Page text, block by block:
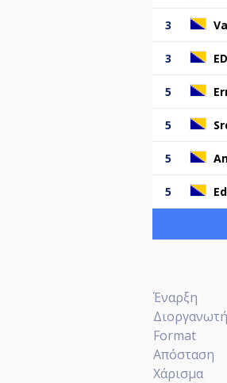
3
3
5
5
5
5
Έναρξη
Format
Απόσταση
Χάρισμα